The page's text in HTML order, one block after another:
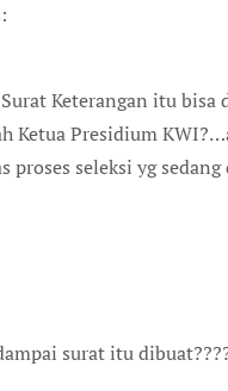
Keterangan itu
Ketua Presidium
proses seleksi yg
surat itu